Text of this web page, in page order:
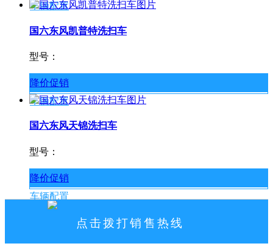
车辆配置
国六东风凯普特洗扫车
型号：
降价促销
车辆配置
国六东风天锦洗扫车
型号：
降价促销
车辆配置
点击拨打销售热线